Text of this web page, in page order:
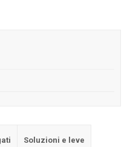
Soluzioni e leve